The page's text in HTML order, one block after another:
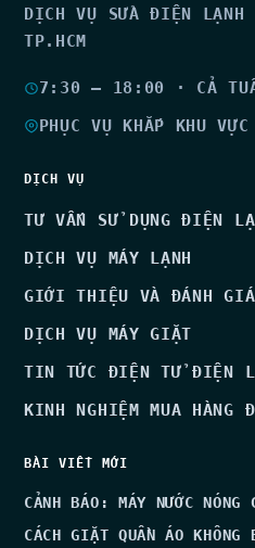
DỊCH VỤ SỬA ĐIỆN LẠNH
TP.HCM
7:30 – 18:00 · CẢ
PHỤC VỤ KHẮP KHU
DỊCH VỤ
TƯ VẤN SỬ DỤNG ĐIỆN
DỊCH VỤ MÁY LẠNH
GIỚI THIỆU VÀ ĐÁNH GIÁ
DỊCH VỤ MÁY GIẶT
TIN TỨC ĐIỆN TỬ ĐIỆN
KINH NGHIỆM MUA HÀNG
BÀI VIẾT MỚI
CẢNH BÁO: MÁY NƯỚC
CÁCH GIẶT QUẦN ÁO KHÔNG